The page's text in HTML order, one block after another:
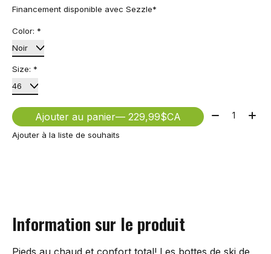
Financement disponible avec Sezzle*
Color: *
Size: *
Ajouter au panier — 229,99$CA Quantité:
Ajouter à la liste de souhaits
Information sur le produit